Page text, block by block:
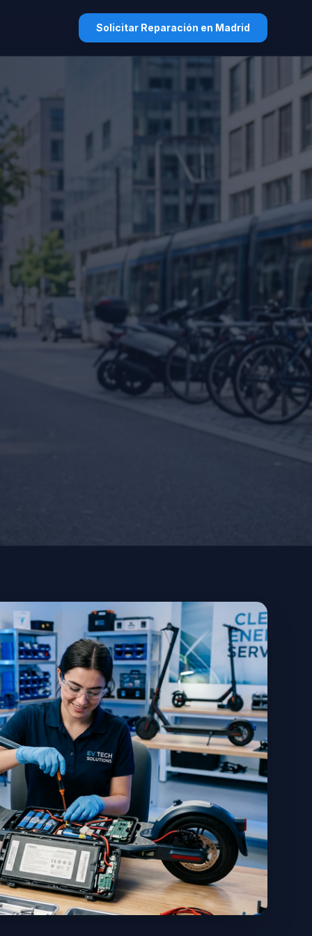
Solicitar Reparación en Madrid